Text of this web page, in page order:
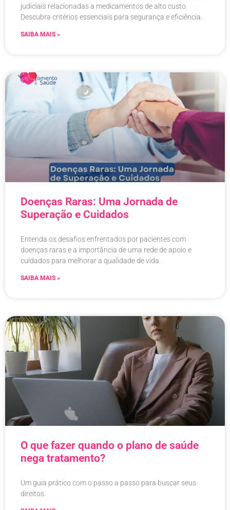
judiciais relacionadas a medicamentos de alto custo.
Descubra critérios essenciais para segurança e eficiência.
SAIBA MAIS »
Doenças Raras: Uma Jornada de
Superação e Cuidados
Entenda os desafios enfrentados por pacientes com
doenças raras e a importância de uma rede de apoio e
cuidados para melhorar a qualidade de vida.
SAIBA MAIS »
O que fazer quando o plano de saúde
nega tratamento?
Um guia prático com o passo a passo para buscar seus
direitos.